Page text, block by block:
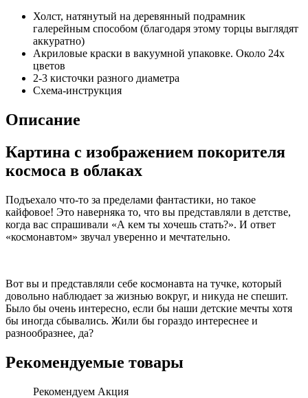
Холст, натянутый на деревянный подрамник
галерейным способом (благодаря этому торцы выглядят
аккуратно)
Акриловые краски в вакуумной упаковке. Около 24х
цветов
2-3 кисточки разного диаметра
Схема-инструкция
Описание
Картина с изображением покорителя
космоса в облаках
Подъехало что-то за пределами фантастики, но такое
кайфовое! Это наверняка то, что вы представляли в детстве,
когда вас спрашивали «А кем ты хочешь стать?». И ответ
«космонавтом» звучал уверенно и мечтательно.
Вот вы и представляли себе космонавта на тучке, который
довольно наблюдает за жизнью вокруг, и никуда не спешит.
Было бы очень интересно, если бы наши детские мечты хотя
бы иногда сбывались. Жили бы гораздо интереснее и
разнообразнее, да?
Рекомендуемые товары
Рекомендуем Акция